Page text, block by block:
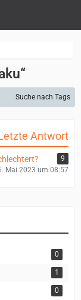
Suche nach Tags
Antwort
9
Mai 2023 um 08:57
0
1
0